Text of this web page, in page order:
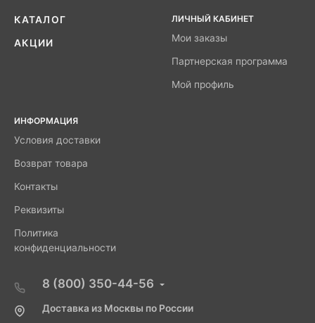
КАТАЛОГ
АКЦИИ
ЛИЧНЫЙ КАБИНЕТ
Мои заказы
Партнерская программа
Мой профиль
ИНФОРМАЦИЯ
Условия доставки
Возврат товара
Контакты
Реквизиты
Политика
конфиденциальности
8 (800) 350-44-56
Доставка из Москвы по России